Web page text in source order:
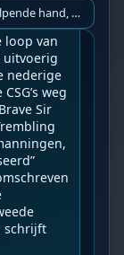
Ik ben op zoek naar een helpende hand, een menselijk oog, een admin die helpt met controleren of de chat wel correct word gemodereerd word door NoMoSpam. 98% gaat automatisch goed, toch ik dit nooit helemaal loslaten en moet er altijd een mens mee blijven opletten bij elke beslissing die gemaakt word. Waar bestaan de werkzaamheden uit? Mee kijken in admin log kanaal naar alle drugs/porno/scams die voorbij komen en in het geval van een randgevalletje, ingrijpen en b.v. een verwijderd maar wel toegestaan bericht terug plaatsen met een druk op de knop. tsja zo banaal en simpel is het gesteld.. Word je hier blij van? Nee. Strookt het je ego? Nee. Word je er beter van? Nee. Kost het veel tijd? Totaal niet, consistentie en regelmaat is belangrijker dan 'er even voor kunnen gaan zitten'.. het werk is in een paar seconden gepiept.. je checkt puur of AI de juiste beslissing heeft gemaakt.. …
loop van
uitvoerig
nederige
weg
Sir
schrijft